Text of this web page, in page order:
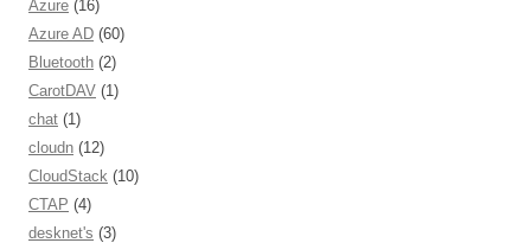
Azure (16)
Azure AD (60)
Bluetooth (2)
CarotDAV (1)
chat (1)
cloudn (12)
CloudStack (10)
CTAP (4)
desknet's (3)